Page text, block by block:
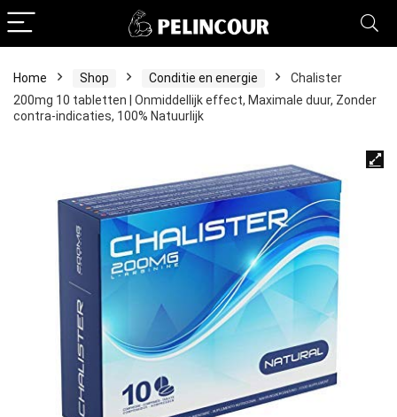
Home Shop Conditie en energie
Chalister
200mg 10 tabletten | Onmiddellijk effect, Maximale duur, Zonder
contra-indicaties, 100% Natuurlijk